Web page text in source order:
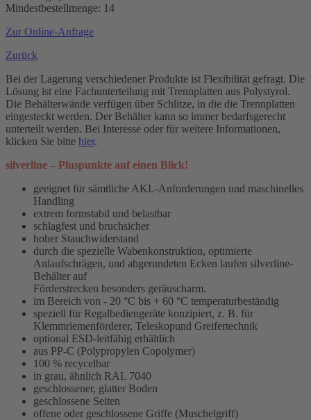
Mindestbestellmenge: 14
Zur Online-Anfrage
Zurück
Bei der Lagerung verschiedener Produkte ist Flexibilität gefragt. Die
Lösung ist eine Fachunterteilung mit Trennplatten aus Polystyrol.
Die Behälterwände verfügen über Schlitze, in die die Trennplatten
eingesteckt werden. Der Behälter kann so immer bedarfsgerecht
unterteilt werden. Bei Interesse oder für weitere Informationen,
klicken Sie bitte hier.
silverline – Pluspunkte auf einen Blick!
geeignet für sämtliche AKL-Anforderungen und maschinelles
Handling
extrem formstabil und belastbar
schlagfest und bruchsicher
hoher Stauchwiderstand
durch die spezielle Wabenkonstruktion, optimierte
Anlaufschrägen, und abgerundeten Ecken laufen silverline-
Behälter auf
Förderstrecken besonders geräuscharm.
im Bereich von - 20 °C bis + 60 °C temperaturbeständig
speziell für Regalbediengeräte konzipiert, z. B. für
Klemmriemenförderer, Teleskopund Greifertechnik
optional ESD-leitfähig erhältlich
aus PP-C (Polypropylen Copolymer)
100 % recycelbar
in grau, ähnlich RAL 7040
geschlossener, glatter Boden
geschlossene Seiten
offene oder geschlossene Griffe (Muschelgriff)